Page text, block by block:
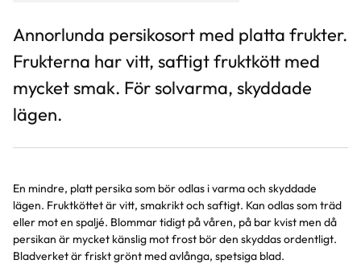
Annorlunda persikosort med platta frukter.
Frukterna har vitt, saftigt fruktkött med
mycket smak. För solvarma, skyddade
lägen.
En mindre, platt persika som bör odlas i varma och skyddade
lägen. Fruktköttet är vitt, smakrikt och saftigt. Kan odlas som träd
eller mot en spaljé. Blommar tidigt på våren, på bar kvist men då
persikan är mycket känslig mot frost bör den skyddas ordentligt.
Bladverket är friskt grönt med avlånga, spetsiga blad.